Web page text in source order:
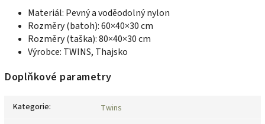
Materiál: Pevný a voděodolný nylon
Rozměry (batoh): 60×40×30 cm
Rozměry (taška): 80×40×30 cm
Výrobce: TWINS, Thajsko
Doplňkové parametry
Kategorie:
Twins